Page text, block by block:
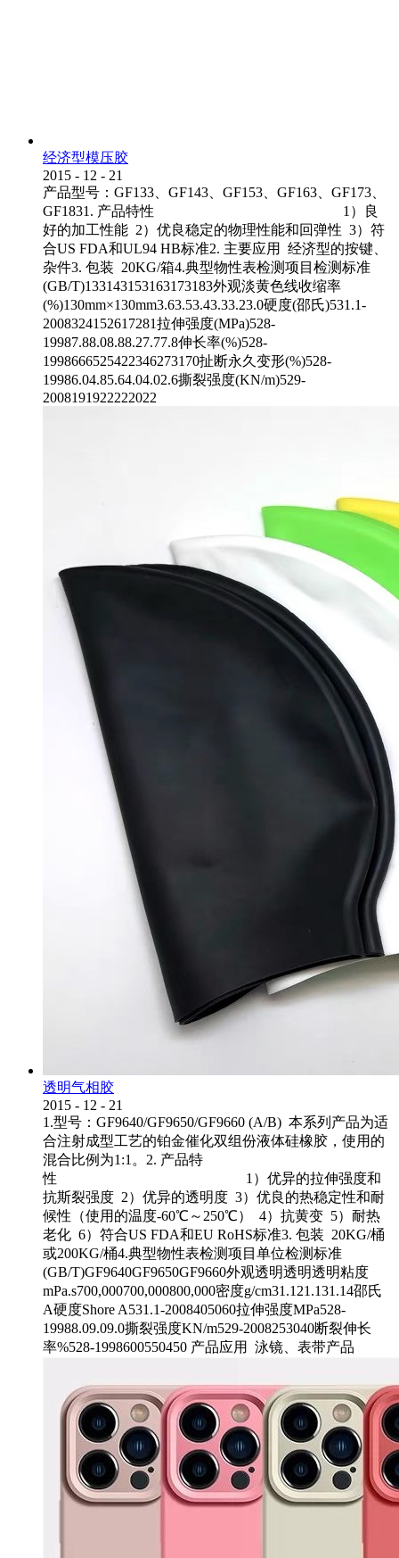
经济型模压胶
2015 - 12 - 21
产品型号：GF133、GF143、GF153、GF163、GF173、
GF1831. 产品特性 1）良
好的加工性能 2）优良稳定的物理性能和回弹性 3）符
合US FDA和UL94 HB标准2. 主要应用 经济型的按键、
杂件3. 包装 20KG/箱4.典型物性表检测项目检测标准
(GB/T)133143153163173183外观淡黄色线收缩率
(%)130mm×130mm3.63.53.43.33.23.0硬度(邵氏)531.1-
2008324152617281拉伸强度(MPa)528-
19987.88.08.88.27.77.8伸长率(%)528-
1998666525422346273170扯断永久变形(%)528-
19986.04.85.64.04.02.6撕裂强度(KN/m)529-
2008191922222022
透明气相胶
2015 - 12 - 21
1.型号：GF9640/GF9650/GF9660 (A/B) 本系列产品为适
合注射成型工艺的铂金催化双组份液体硅橡胶，使用的
混合比例为1:1。2. 产品特
性 1）优异的拉伸强度和
抗斯裂强度 2）优异的透明度 3）优良的热稳定性和耐
候性（使用的温度-60℃～250℃） 4）抗黄变 5）耐热
老化 6）符合US FDA和EU RoHS标准3. 包装 20KG/桶
或200KG/桶4.典型物性表检测项目单位检测标准
(GB/T)GF9640GF9650GF9660外观透明透明透明粘度
mPa.s700,000700,000800,000密度g/cm31.121.131.14邵氏
A硬度Shore A531.1-2008405060拉伸强度MPa528-
19988.09.09.0撕裂强度KN/m529-2008253040断裂伸长
率%528-1998600550450 产品应用 泳镜、表带产品